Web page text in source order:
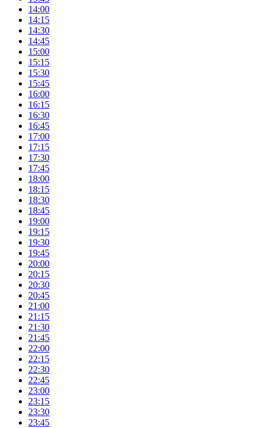
14:00
14:15
14:30
14:45
15:00
15:15
15:30
15:45
16:00
16:15
16:30
16:45
17:00
17:15
17:30
17:45
18:00
18:15
18:30
18:45
19:00
19:15
19:30
19:45
20:00
20:15
20:30
20:45
21:00
21:15
21:30
21:45
22:00
22:15
22:30
22:45
23:00
23:15
23:30
23:45